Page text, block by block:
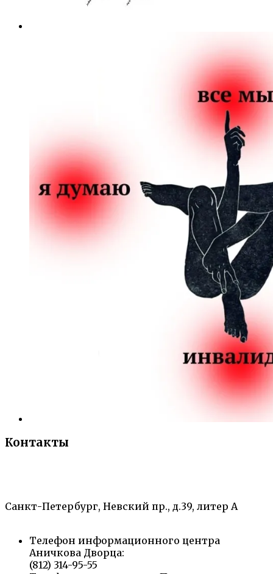
Контакты
Санкт-Петербург, Невский пр., д.39, литер А
Телефон информационного центра
Аничкова Дворца:
(812) 314-95-55